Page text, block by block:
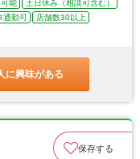
能
土日休み（相談可含む）
通勤可
店舗数30以上
に興味がある
保存する